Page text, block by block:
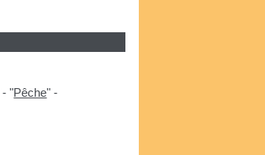
-"Pêche" -